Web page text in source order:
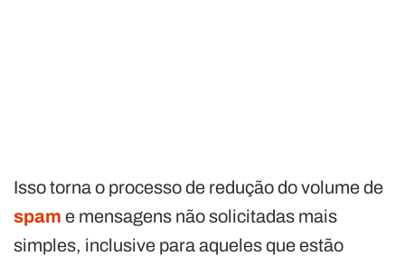
Isso torna o processo de redução do volume de
spam e mensagens não solicitadas mais
simples, inclusive para aqueles que estão